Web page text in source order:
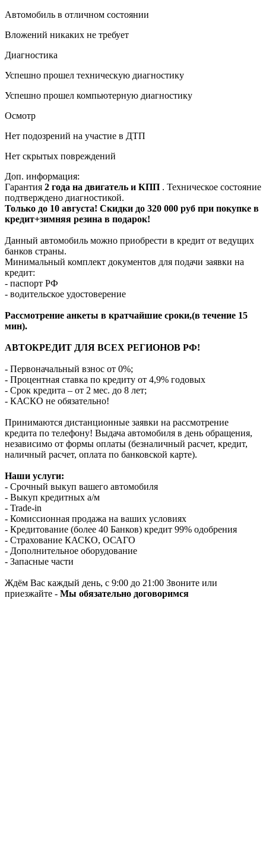
Автомобиль в отличном состоянии
Вложений никаких не требует
Диагностика
Успешно прошел техническую диагностику
Успешно прошел компьютерную диагностику
Осмотр
Нет подозрений на участие в ДТП
Нет скрытых повреждений
Доп. информация:
Гарантия 2 года на двигатель и КПП . Техническое состояние
подтверждено диагностикой.
Только до 10 августа! Скидки до 320 000 руб при покупке в
кредит+зимняя резина в подарок!
Данный автомобиль можно приобрести в кредит от ведущих
банков страны.
Минимальный комплект документов для подачи заявки на
кредит:
- паспорт РФ
- водительское удостоверение
Рассмотрение анкеты в кратчайшие сроки,(в течение 15
мин).
АВТОКРЕДИТ ДЛЯ ВСЕХ РЕГИОНОВ РФ!
- Первоначальный взнос от 0%;
- Процентная ставка по кредиту от 4,9% годовых
- Срок кредита – от 2 мес. до 8 лет;
- КАСКО не обязательно!
Принимаются дистанционные заявки на рассмотрение
кредита по телефону! Выдача автомобиля в день обращения,
независимо от формы оплаты (безналичный расчет, кредит,
наличный расчет, оплата по банковской карте).
Наши услуги:
- Срочный выкуп вашего автомобиля
- Выкуп кредитных а/м
- Trade-in
- Комиссионная продажа на ваших условиях
- Кредитование (более 40 Банков) кредит 99% одобрения
- Страхование КАСКО, ОСАГО
- Дополнительное оборудование
- Запасные части
Ждём Вас каждый день, с 9:00 до 21:00 Звоните или
приезжайте - Мы обязательно договоримся